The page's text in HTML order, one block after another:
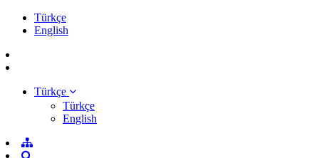
Türkçe
English
Türkçe
Türkçe
English